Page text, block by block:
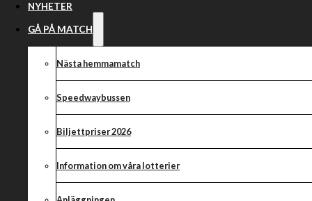
NYHETER
GÅ PÅ MATCH
Nästa hemmamatch
Speedwaybussen
Biljettpriser 2026
Information om våra lotterier